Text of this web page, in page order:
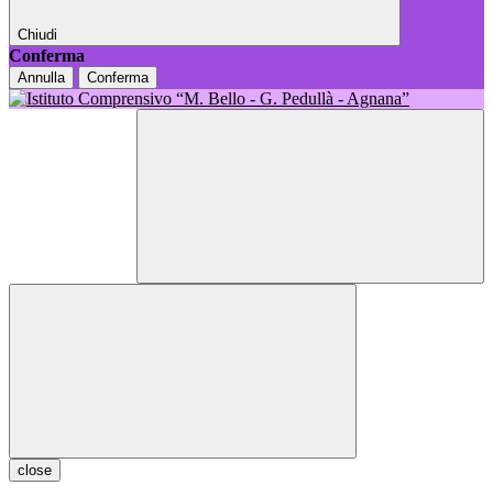
Chiudi
Conferma
Annulla Conferma
close